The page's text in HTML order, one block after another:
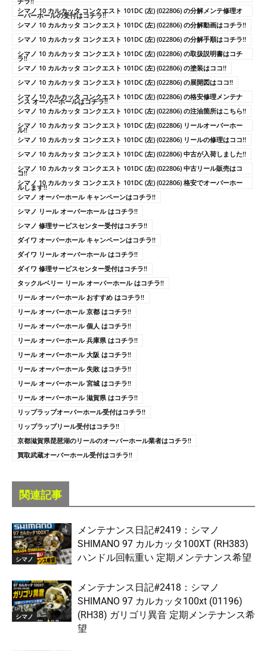
シマノ 10 カルカッタ コンクエスト 101DC (左) (022806) の分解メンテ修理オ
ーバーホールの受付はコチラ!!
シマノ 10 カルカッタ コンクエスト 101DC (左) (022806) の分解動画はコチラ!!
シマノ 10 カルカッタ コンクエスト 101DC (左) (022806) の分解手順はコチラ!!
シマノ 10 カルカッタ コンクエスト 101DC (左) (022806) の取扱説明書はコチ
ラ!!
シマノ 10 カルカッタ コンクエスト 101DC (左) (022806) の塗装はココ!!
シマノ 10 カルカッタ コンクエスト 101DC (左) (022806) の展開図はココ!!
シマノ 10 カルカッタ コンクエスト 101DC (左) (022806) の格安修理メンテナ
ンス オーバーホールはコチラ!!
シマノ 10 カルカッタ コンクエスト 101DC (左) (022806) の注油箇所はこちら!!
シマノ 10 カルカッタ コンクエスト 101DC (左) (022806) リールオーバーホー
ル!!
シマノ 10 カルカッタ コンクエスト 101DC (左) (022806) リールの修理はココ!!
シマノ 10 カルカッタ コンクエスト 101DC (左) (022806) 中古が入荷しました!!
シマノ 10 カルカッタ コンクエスト 101DC (左) (022806) 中古リール販売はコ
コ!!
シマノ 10 カルカッタ コンクエスト 101DC (左) (022806) 格安でオーバーホー
ルします!!
シマノ オーバーホール キャンペーンはコチラ!!
シマノ リール オーバーホール はコチラ!!
シマノ 修理サービスセンター受付はコチラ!!
ダイワ オーバーホール キャンペーンはコチラ!!
ダイワ リール オーバーホール はコチラ!!
ダイワ 修理サービスセンター受付はコチラ!!
タックルベリー リール オーバーホール はコチラ!!
リール オーバーホール おすすめ はコチラ!!
リール オーバーホール 京都 はコチラ!!
リール オーバーホール 個人 はコチラ!!
リール オーバーホール 兵庫県 はコチラ!!
リール オーバーホール 大阪 はコチラ!!
リール オーバーホール 失敗 はコチラ!!
リール オーバーホール 宮城 はコチラ!!
リール オーバーホール 滋賀県 はコチラ!!
リップラップオーバーホール受付はコチラ!!
リップラップリール受付はコチラ!!
京都滋賀県琵琶湖のリールのオーバーホール業者はコチラ!!
買取武蔵オーバーホール受付はコチラ!!
関連記事
シマノ
メンテナンス日記#2419：シマノ
SHIMANO 97 カルカッタ100XT (RH383)
ハンドル回転重い 定期メンテナンス希望
シマノ
メンテナンス日記#2418：シマノ
SHIMANO 97 カルカッタ100xt (01196)
(RH38) ガリゴリ異音 定期メンテナンス希
望